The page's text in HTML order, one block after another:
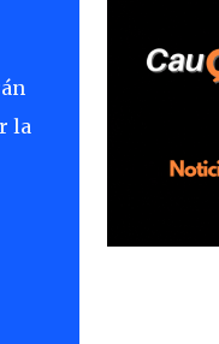
la
en el sector
Pelluhue. Allí,
plantación